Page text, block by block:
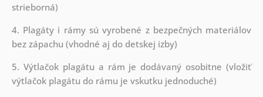
strieborná)
4. Plagáty i rámy sú vyrobené z bezpečných materiálov
bez zápachu (vhodné aj do detskej izby)
5. Výtlačok plagátu a rám je dodávaný osobitne (vložiť
výtlačok plagátu do rámu je vskutku jednoduché)